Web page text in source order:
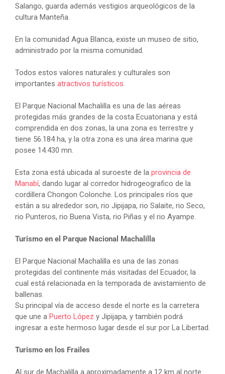
Salango, guarda además vestigios arqueológicos de la
cultura Manteña.
En la comunidad Agua Blanca, existe un museo de sitio,
administrado por la misma comunidad.
Todos estos valores naturales y culturales son
importantes atractivos turísticos.
El Parque Nacional Machalilla es una de las aéreas
protegidas más grandes de la costa Ecuatoriana y está
comprendida en dos zonas, la una zona es terrestre y
tiene 56.184 ha, y la otra zona es una área marina que
posee 14.430 mn.
Esta zona está ubicada al suroeste de la provincia de
Manabí, dando lugar al corredor hidrogeografico de la
cordillera Chongon Colonche. Los principales ríos que
están a su alrededor son, rio Jipijapa, rio Salaite, rio Seco,
rio Punteros, rio Buena Vista, rio Piñas y el rio Ayampe.
Turismo en el Parque Nacional Machalilla
El Parque Nacional Machalilla es una de las zonas
protegidas del continente más visitadas del Ecuador, la
cual está relacionada en la temporada de avistamiento de
ballenas.
Su principal vía de acceso desde el norte es la carretera
que une a Puerto López y Jipijapa, y también podrá
ingresar a este hermoso lugar desde el sur por La Libertad.
Turismo en los Frailes
Al sur de Machalilla a aproximadamente a 12 km al norte